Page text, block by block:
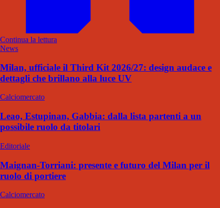
Continua la lettura
News
Milan, ufficiale il Third Kit 2026/27: design audace e
dettagli che brillano alla luce UV
Calciomercato
Leao, Estupinan, Gabbia: dalla lista partenti a un
possibile ruolo da titolari
Editoriale
Maignan-Torriani: presente e futuro del Milan per il
ruolo di portiere
Calciomercato